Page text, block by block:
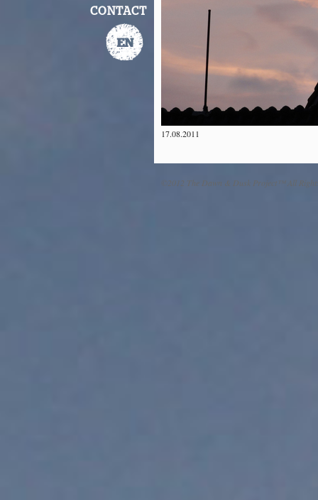
CONTACT
17.08.2011
©2012 The Dawn & Dusk Project™ All